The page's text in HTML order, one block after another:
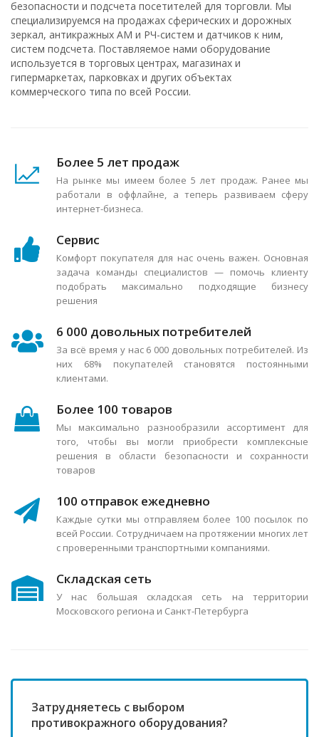
безопасности и подсчета посетителей для торговли. Мы
специализируемся на продажах сферических и дорожных
зеркал, антикражных АМ и РЧ-систем и датчиков к ним,
систем подсчета. Поставляемое нами оборудование
используется в торговых центрах, магазинах и
гипермаркетах, парковках и других объектах
коммерческого типа по всей России.
Более 5 лет продаж
На рынке мы имеем более 5 лет продаж. Ранее мы
работали в оффлайне, а теперь развиваем сферу
интернет-бизнеса.
Сервис
Комфорт покупателя для нас очень важен. Основная
задача команды специалистов — помочь клиенту
подобрать максимально подходящие бизнесу
решения
6 000 довольных потребителей
За всё время у нас 6 000 довольных потребителей. Из
них 68% покупателей становятся постоянными
клиентами.
Более 100 товаров
Мы максимально разнообразили ассортимент для
того, чтобы вы могли приобрести комплексные
решения в области безопасности и сохранности
товаров
100 отправок ежедневно
Каждые сутки мы отправляем более 100 посылок по
всей России. Сотрудничаем на протяжении многих лет
с проверенными транспортными компаниями.
Складская сеть
У нас большая складская сеть на территории
Московского региона и Санкт-Петербурга
Затрудняетесь с выбором
противокражного оборудования?